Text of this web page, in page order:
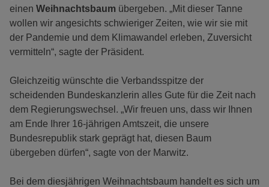
einen Weihnachtsbaum übergeben. „Mit dieser Tanne
wollen wir angesichts schwieriger Zeiten, wie wir sie mit
der Pandemie und dem Klimawandel erleben, Zuversicht
vermitteln“, sagte der Präsident.
Gleichzeitig wünschte die Verbandsspitze der
scheidenden Bundeskanzlerin alles Gute für die Zeit nach
dem Regierungswechsel. „Wir freuen uns, dass wir Ihnen
am Ende Ihrer 16-jährigen Amtszeit, die unsere
Bundesrepublik stark geprägt hat, diesen Baum
übergeben dürfen“, sagte von der Marwitz.
Bei dem diesjährigen Weihnachtsbaum handelt es sich um